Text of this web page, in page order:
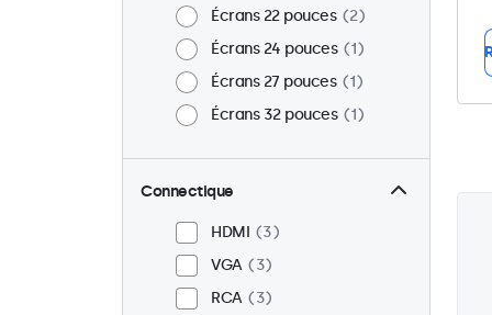
Écrans 22 pouces
2
Écrans 24 pouces
1
Écrans 27 pouces
1
Écrans 32 pouces
1
Connectique
HDMI
3
VGA
3
RCA
3